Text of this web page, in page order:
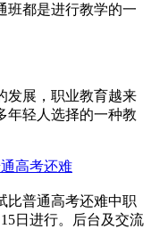
班都是进行教学的一
发展，职业教育越来
年轻人选择的一种教
高考还难
比普通高考还难中职
日进行。后台及交流